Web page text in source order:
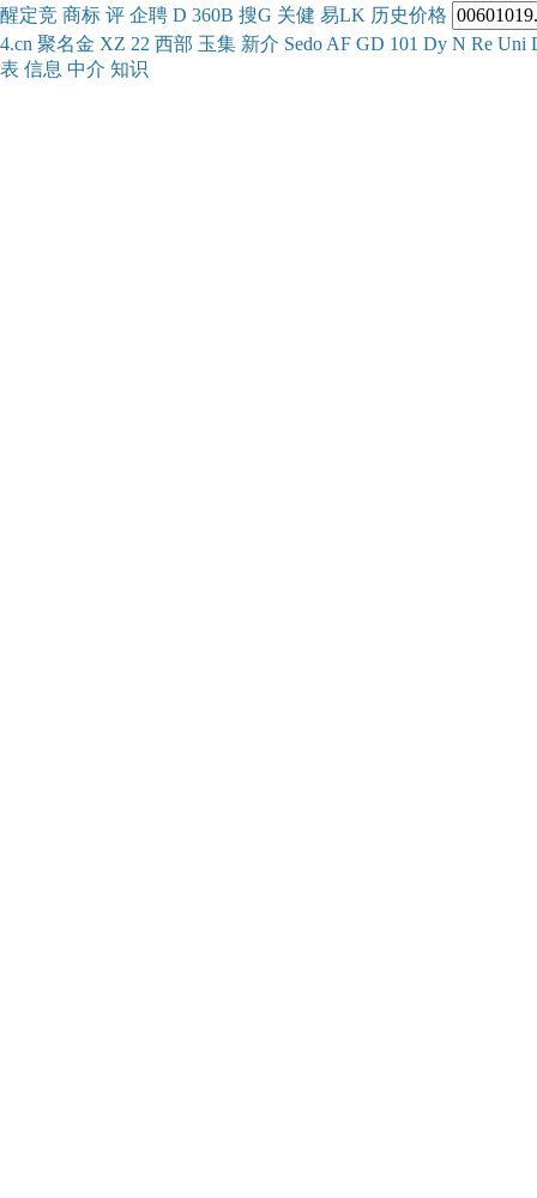
醒定竞 商标 评 企聘 D 360B 搜G 关健 易LK 历史价格
4.cn 聚名金 XZ 22 西部 玉集 新介 Sedo AF GD 101 Dy N Re Uni
表 信息 中介 知识